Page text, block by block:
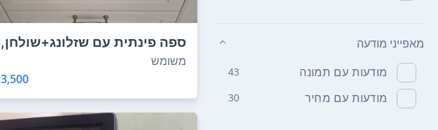
מאפייני מודעה
מודעות עם תמונה 43
מודעות עם מחיר 30
ספה פינתית עם שזלונג+שולחן,
כיריים חשמלי...
משומש
3,500 ₪